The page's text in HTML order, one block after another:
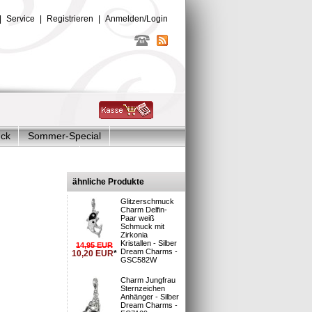
Service Registrieren Anmelden/Login
Sommer-Special
ähnliche Produkte
14,95EUR
10,20 EUR*
Glitzerschmuck
Charm Delfin-
Paar weiß
Schmuck mit
Zirkonia
Kristallen - Silber
Dream Charms -
GSC582W
Charm Jungfrau
Sternzeichen
Anhänger - Silber
Dream Charms -